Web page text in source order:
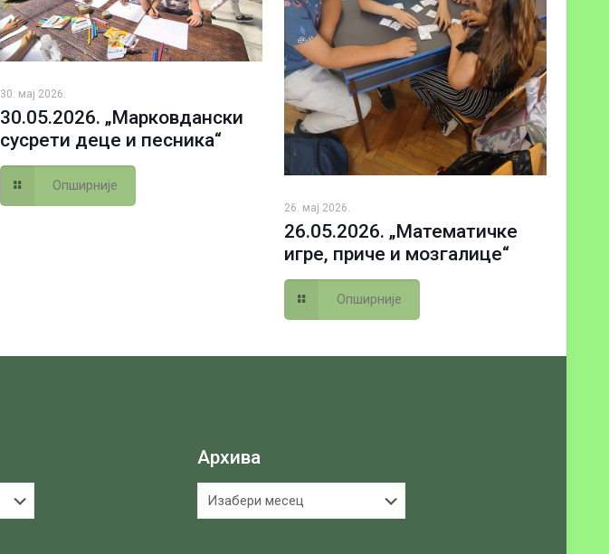
30. мај 2026.
30.05.2026. „Марковдански
сусрети деце и песника“
Опширније
26. мај 2026.
26.05.2026. „Математичке
игре, приче и мозгалице“
Опширније
Архива
Архива